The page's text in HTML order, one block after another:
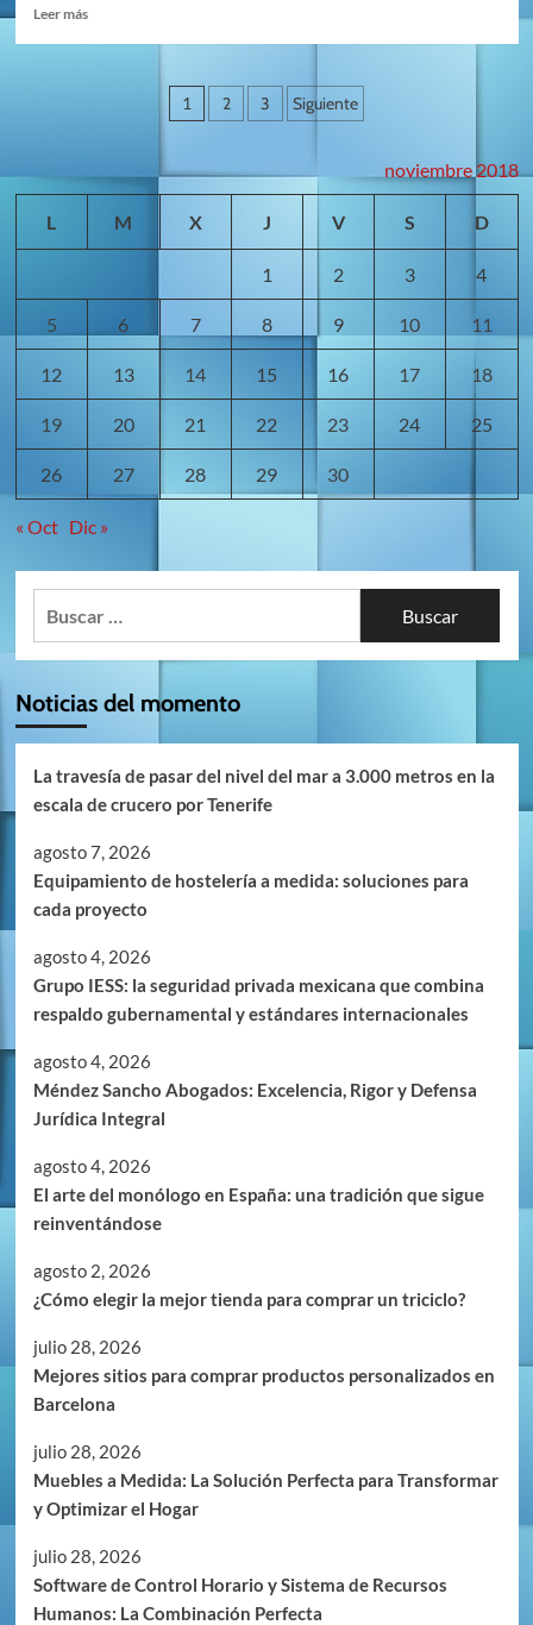
más
Leer másLeer
capital
Navegación
entradas
1 2 3 Siguiente
noviembre 2018
L M X J V S D
1 2 3 4
5 6 7 8 9 10 11
12 13 14 15 16 17 18
19 20 21 22 23 24 25
26 27 28 29 30
« Oct Dic »
Noticias del momento
La travesía de pasar del nivel del mar a 3.000 metros en la
escala de crucero por Tenerife
agosto 7, 2026
Equipamiento de hostelería a medida: soluciones para
cada proyecto
agosto 4, 2026
Grupo IESS: la seguridad privada mexicana que combina
respaldo gubernamental y estándares internacionales
agosto 4, 2026
Méndez Sancho Abogados: Excelencia, Rigor y Defensa
Jurídica Integral
agosto 4, 2026
El arte del monólogo en España: una tradición que sigue
reinventándose
agosto 2, 2026
¿Cómo elegir la mejor tienda para comprar un triciclo?
julio 28, 2026
Mejores sitios para comprar productos personalizados en
Barcelona
julio 28, 2026
Muebles a Medida: La Solución Perfecta para Transformar
y Optimizar el Hogar
julio 28, 2026
Software de Control Horario y Sistema de Recursos
Humanos: La Combinación Perfecta